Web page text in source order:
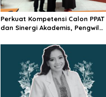
Perkuat Kompetensi Calon PPAT
dan Sinergi Akademis, Pengwil
PPAT 2026